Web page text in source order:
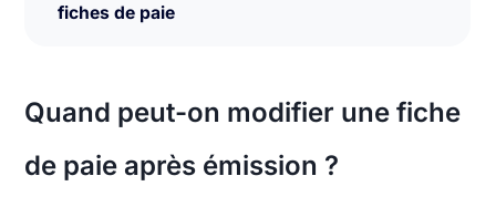
fiches de paie
Quand peut-on modifier une fiche
de paie après émission ?